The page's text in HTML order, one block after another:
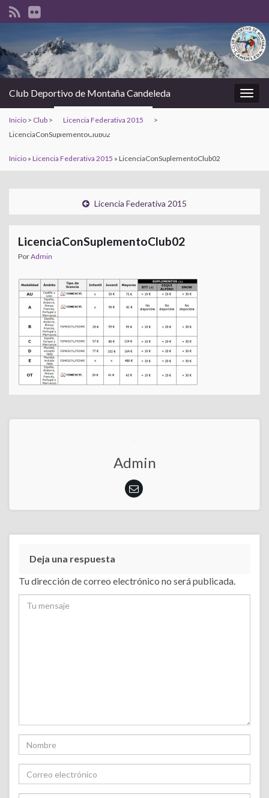
la
Club Deportivo de Montaña Candeleda
Inicio > Club > Licencia Federativa 2015
>
LicenciaConSuplementoClub02
Inicio » Licencia Federativa 2015 » LicenciaConSuplementoClub02
Licencia Federativa 2015
LicenciaConSuplementoClub02
PorAdmin
Admin
Deja una respuesta
Tu dirección de correo electrónico no será publicada.